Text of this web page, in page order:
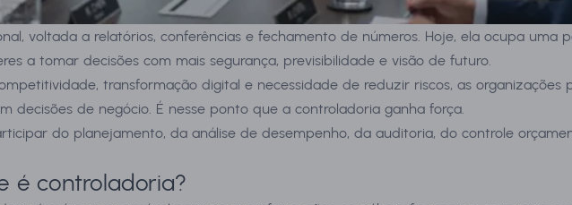
voltada a relatórios, conferências e fechamento de números. Hoje, ela ocupa uma
a tomar decisões com mais segurança, previsibilidade e visão de futuro.
transformação digital e necessidade de reduzir riscos, as organizações
decisões de negócio. É nesse ponto que a controladoria ganha força.
do planejamento, da análise de desempenho, da auditoria, do controle
é controladoria?